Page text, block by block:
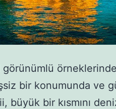
bir konumunda ve
büyük bir kısmını